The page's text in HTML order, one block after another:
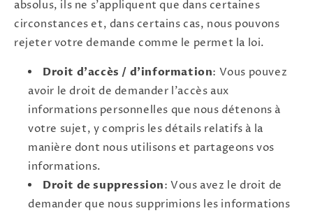
absolus, ils ne s'appliquent que dans certaines
circonstances et, dans certains cas, nous pouvons
rejeter votre demande comme le permet la loi.
Droit d'accès / d'information: Vous pouvez
avoir le droit de demander l'accès aux
informations personnelles que nous détenons à
votre sujet, y compris les détails relatifs à la
manière dont nous utilisons et partageons vos
informations.
Droit de suppression: Vous avez le droit de
demander que nous supprimions les informations